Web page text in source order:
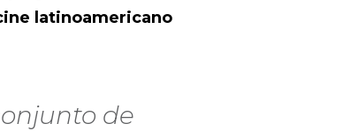
latinoamericano
de